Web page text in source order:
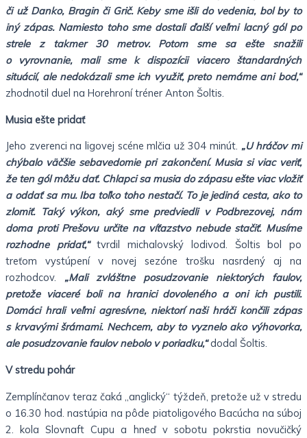
či už Danko, Bragin či Grič. Keby sme išli do vedenia, bol by to
iný zápas. Namiesto toho sme dostali ďalší veľmi lacný gól po
strele z takmer 30 metrov. Potom sme sa ešte snažili
o vyrovnanie, mali sme k dispozícii viacero štandardných
situácií, ale nedokázali sme ich využiť, preto nemáme ani bod,“
zhodnotil duel na Horehroní tréner Anton Šoltis.
Musia ešte pridať
Jeho zverenci na ligovej scéne mlčia už 304 minút. „U hráčov mi
chýbalo väčšie sebavedomie pri zakončení. Musia si viac veriť,
že ten gól môžu dať. Chlapci sa musia do zápasu ešte viac vložiť
a oddať sa mu. Iba toľko toho nestačí. To je jediná cesta, ako to
zlomiť. Taký výkon, aký sme predviedli v Podbrezovej, nám
doma proti Prešovu určite na víťazstvo nebude stačiť. Musíme
rozhodne pridať,“tvrdil michalovský lodivod. Šoltis bol po
treťom vystúpení v novej sezóne trošku nasrdený aj na
rozhodcov. „Mali zvláštne posudzovanie niektorých faulov,
pretože viaceré boli na hranici dovoleného a oni ich pustili.
Domáci hrali veľmi agresívne, niektorí naši hráči končili zápas
s krvavými šrámami. Nechcem, aby to vyznelo ako výhovorka,
ale posudzovanie faulov nebolo v poriadku,“dodal Šoltis.
V stredu pohár
Zemplínčanov teraz čaká „anglický“ týždeň, pretože už v stredu
o 16.30 hod. nastúpia na pôde piatoligového Bacúcha na súboj
2. kola Slovnaft Cupu a hneď v sobotu pokrstia novučičký